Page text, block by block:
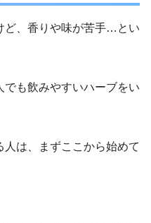
ど、香りや味が苦手…とい
も飲みやすいハーブをい
は、まずここから始めて